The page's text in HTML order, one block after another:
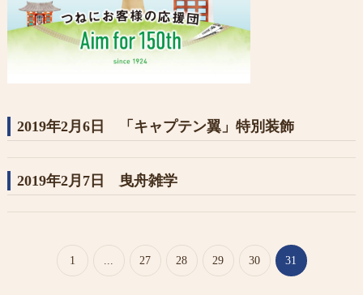
2019年2月6日 「キャプテン翼」特別装飾
2019年2月7日 曳舟雑学
1 27 28 29 30 31